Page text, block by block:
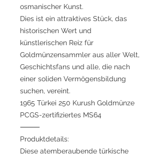
osmanischer Kunst.
Dies ist ein attraktives Stück, das
historischen Wert und
künstlerischen Reiz für
Goldmünzensammler aus aller Welt,
Geschichtsfans und alle, die nach
einer soliden Vermögensbildung
suchen, vereint.
1965 Türkei 250 Kurush Goldmünze
PCGS-zertifiziertes MS64
⸻
Produktdetails:
Diese atemberaubende türkische